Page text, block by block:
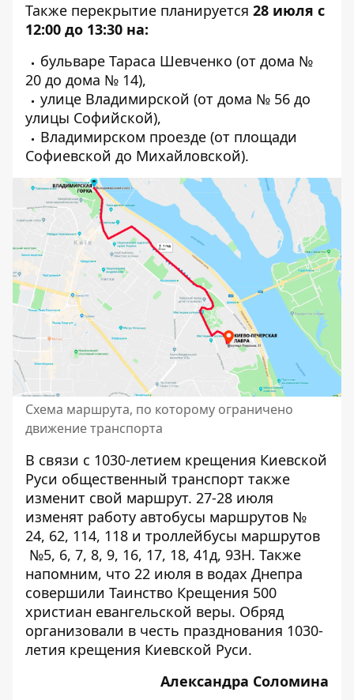
Также перекрытие планируется 28 июля с
12:00 до 13:30 на:
бульваре Тараса Шевченко (от дома №
20 до дома № 14),
улице Владимирской (от дома № 56 до
улицы Софийской),
Владимирском проезде (от площади
Софиевской до Михайловской).
Схема маршрута, по которому ограничено
движение транспорта
В связи с 1030-летием крещения Киевской
Руси общественный транспорт также
изменит свой маршрут. 27-28 июля
изменят работу автобусы маршрутов №
24, 62, 114, 118 и троллейбусы маршрутов
№5, 6, 7, 8, 9, 16, 17, 18, 41д, 93Н. Также
напомним, что 22 июля в водах Днепра
совершили Таинство Крещения 500
христиан евангельской веры. Обряд
организовали в честь празднования 1030-
летия крещения Киевской Руси.
Александра Соломина